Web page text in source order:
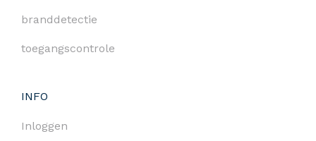
branddetectie
toegangscontrole
INFO
Inloggen